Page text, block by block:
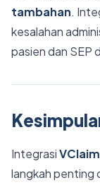
tambahan.
kesalahan
pasien dan SEP
IntegrasiVClaim
langkah penting